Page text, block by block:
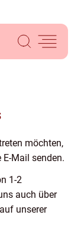
möchten,
Mail senden.
1-2
auch über
unserer